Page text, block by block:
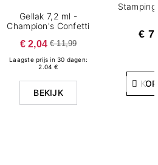
Gellak 7,2 ml -
Champion's Confetti
€ 2,04 € 11,99
Laagste prijs in 30 dagen:
2.04 €
BEKIJK
€